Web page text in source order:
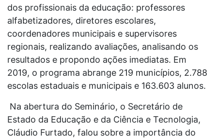
dos profissionais da educação: professores
alfabetizadores, diretores escolares,
coordenadores municipais e supervisores
regionais, realizando avaliações, analisando os
resultados e propondo ações imediatas. Em
2019, o programa abrange 219 municípios, 2.788
escolas estaduais e municipais e 163.603 alunos.
Na abertura do Seminário, o Secretário de
Estado da Educação e da Ciência e Tecnologia,
Cláudio Furtado, falou sobre a importância do